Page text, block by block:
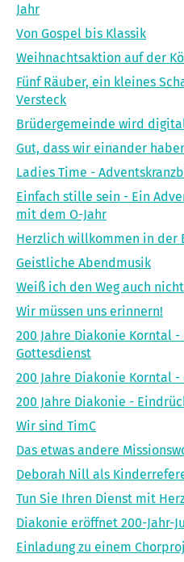
Jahr
Von Gospel bis Klassik
Weihnachtsaktion auf der
Fünf Räuber, ein kleines
Versteck
Brüdergemeinde wird
Gut, dass wir einander
Ladies Time -
Einfach stille sein - Ein
mit dem O-Jahr
Herzlich willkommen in der
Geistliche Abendmusik
Weiß ich den Weg auch
Wir müssen uns erinnern!
200 Jahre Diakonie Korntal
Gottesdienst
200 Jahre Diakonie Korntal
200 Jahre Diakonie -
Wir sind TimC
Das etwas andere
Deborah Nill als
Tun Sie Ihren Dienst mit
Diakonie eröffnet 200-Jahr-
Einladung zu einem